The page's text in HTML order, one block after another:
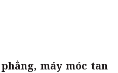
máy móc tan